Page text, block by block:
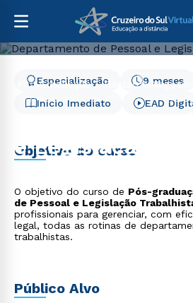
Pós-Graduação
Gestão e Negócios
Departamento de Pessoal e
e Legislação
Início Imediato
9 meses
Especialização
EAD
Objetivo do curso
O objetivo do curso de Pós-
de Pessoal e Legislação
profissionais para gerenciar, com
legal, todas as rotinas de
trabalhistas.
Público Alvo